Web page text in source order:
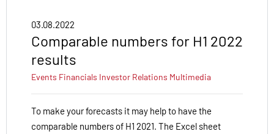
03.08.2022
Comparable numbers for H1 2022
results
Events Financials Investor Relations Multimedia
To make your forecasts it may help to have the
comparable numbers of H1 2021. The Excel sheet